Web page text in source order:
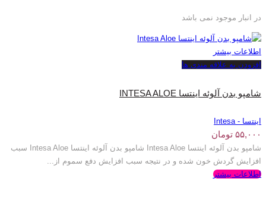
در انبار موجود نمی باشد
اطلاعات بیشتر
افزودن به علاقه مندی ها
شامپو بدن آلوئه اینتسا INTESA ALOE
اینتسا - Intesa
۵۵,۰۰۰ تومان
شامپو بدن آلوئه اینتسا Intesa Aloe شامپو بدن آلوئه اینتسا Intesa Aloe سبب
افزایش گردش خون شده و در نتیجه سبب افزایش دفع سموم از...
اطلاعات بیشتر